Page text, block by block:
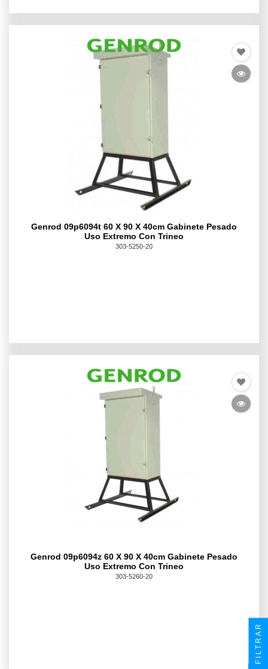
Genrod 09p6094t 60 X 90 X 40cm Gabinete Pesado
Uso Extremo Con Trineo
303-5250-20
Genrod 09p6094z 60 X 90 X 40cm Gabinete Pesado
Uso Extremo Con Trineo
303-5260-20
FILTRAR